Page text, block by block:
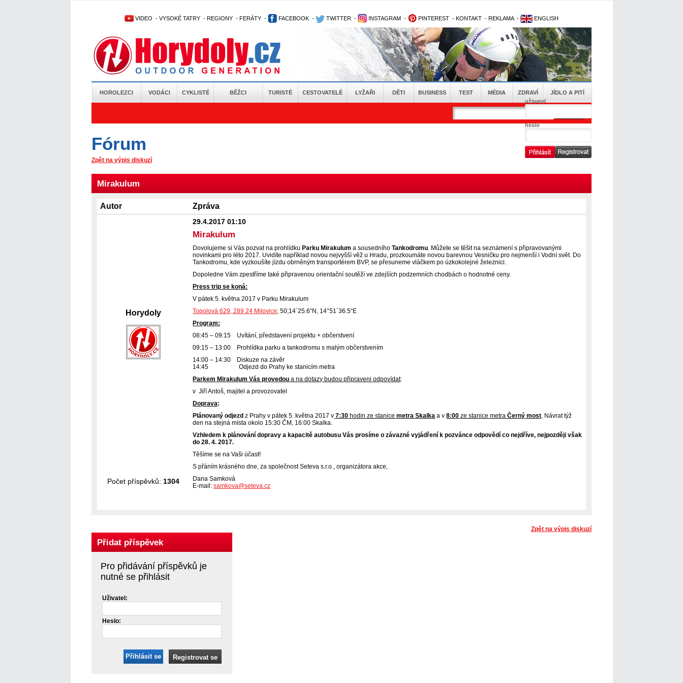
VIDEO - VYSOKÉ TATRY - REGIONY - FERÁTY - FACEBOOK - TWITTER - INSTAGRAM - PINTEREST - KONTAKT - REKLAMA - ENGLISH
HOROLEZCI VODÁCI CYKLISTÉ BĚŽCI TURISTÉ CESTOVATELÉ LYŽAŘI DĚTI BUSINESS TEST MÉDIA ZDRAVÍ
JÍDLO A PITÍ
uživatel
heslo
Fórum
Zpět na výpis diskuzí
Mirakulum
Autor Zpráva
Horydoly
29.4.2017 01:10
Mirakulum
Dovolujeme si Vás pozvat na prohlídkuParku Mirakulum a sousedníhoTankodromu. Můžete se těšit na seznámení s připravovanými
novinkami pro léto 2017. Uvidíte například novou nejvyšší věž u Hradu, prozkoumáte novou barevnou Vesničku pro nejmenší i Vodní svět. Do
Tankodromu, kde vyzkoušíte jízdu obrněným transportérem BVP, se přesuneme vláčkem po úzkokolejné železnici.
Dopoledne Vám zpestříme také připravenou orientační soutěží ve zdejších podzemních chodbách o hodnotné ceny.
Press trip se koná:
V pátek 5. května 2017 v Parku Mirakulum
Topolová 629, 289 24 Milovice; 50;14´25.6“N, 14°51´36.5“E
Program:
08:45 – 09:15 Uvítání, představení projektu + občerstvení
09:15 – 13:00 Prohlídka parku a tankodromu s malým občerstvením
14:00 – 14:30 Diskuze na závěr
14:45 Odjezd do Prahy ke stanicím metra
Parkem Mirakulum Vás provedoua na dotazy budou připraveni odpovídat:
v Jiří Antoš, majitel a provozovatel
Doprava:
Plánovaný odjezd z Prahy v pátek 5. května 2017 v 7:30 hodin ze stanicemetra Skalka a v8:00ze stanice metraČerný most. Návrat týž
den na stejná místa okolo 15:30 ČM, 16:00 Skalka.
Vzhledem k plánování dopravy a kapacitě autobusu Vás prosíme o závazné vyjádření k pozvánce odpovědí co nejdříve, nejpozději však
do 28. 4. 2017.
Těšíme se na Vaši účast!
S přáním krásného dne, za společnost Seteva s.r.o., organizátora akce,
Dana Samková
E-mail:samkova@seteva.cz
Počet příspěvků: 1304
Zpět na výpis diskuzí
Přidat příspěvek
Pro přidávání příspěvků je
nutné se přihlásit
Uživatel:
Heslo:
Přihlásit se Registrovat se